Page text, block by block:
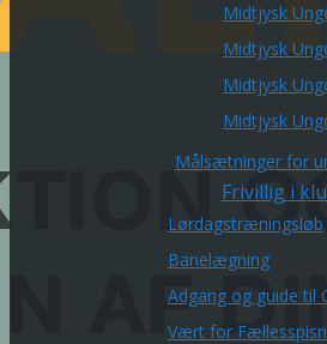
Midtjysk
Midtjysk
Midtjysk
Midtjysk
Målsætninger for
Frivillig i
Lørdagstræningsløb
Banelægning
Adgang og guide til
Vært for